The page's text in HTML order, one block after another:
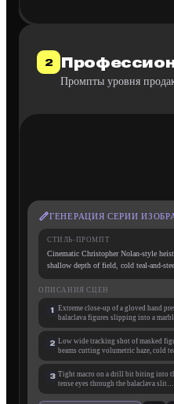
2
Промпты уровня
ГЕНЕРАЦИЯ СЕРИИ
СТИЛЬ-ПРОМПТ
Cinematic Christopher Nolan-style
shallow depth of field, cold teal-and-
ОПИСАНИЯ СЦЕН
1 Extreme close-up of a gloved hand
balaclava figures slipping into a
2 Low wide tracking shot of masked
beams cutting volumetric haze, cold
3 Tight macro on a drill bit biting into
tense eyes through the balaclava slit…